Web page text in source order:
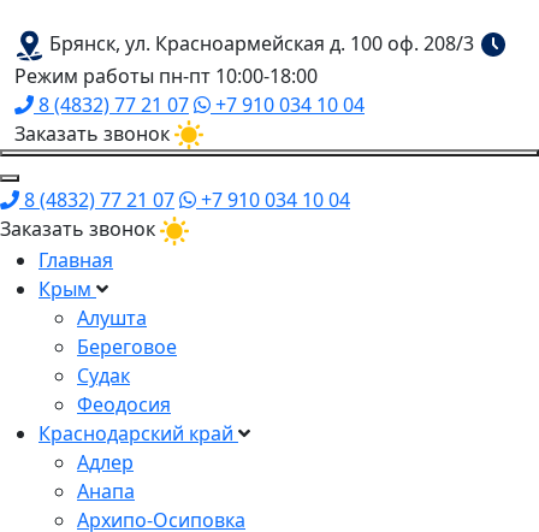
Брянск, ул. Красноармейская д. 100 оф. 208/3
Режим работы пн-пт 10:00-18:00
8 (4832) 77 21 07
+7 910 034 10 04
Заказать звонок
8 (4832) 77 21 07
+7 910 034 10 04
Заказать звонок
Главная
Крым
Алушта
Береговое
Судак
Феодосия
Краснодарский край
Адлер
Анапа
Архипо-Осиповка